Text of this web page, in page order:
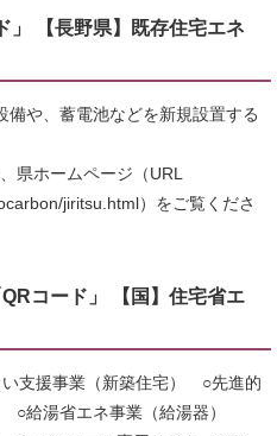
」 【長野県】既存住宅エネ
や、蓄電池などを新規設置する
県ホームページ（URL
jiritsu.html）をご覧くださ
コード」 【国】住宅省エ
支援事業（新築住宅） ○先進的
給湯省エネ事業（給湯器）